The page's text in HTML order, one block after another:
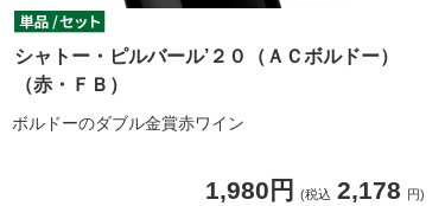
シャトー・ピルバール’２０（ＡＣボルドー）
（赤・ＦＢ）
ボルドーのダブル金賞赤ワイン
1,980円 (税込 2,178 円)